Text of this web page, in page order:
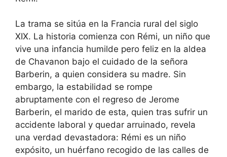
La trama se sitúa en la Francia rural del siglo
XIX. La historia comienza con Rémi, un niño que
vive una infancia humilde pero feliz en la aldea
de Chavanon bajo el cuidado de la señora
Barberin, a quien considera su madre. Sin
embargo, la estabilidad se rompe
abruptamente con el regreso de Jerome
Barberin, el marido de esta, quien tras sufrir un
accidente laboral y quedar arruinado, revela
una verdad devastadora: Rémi es un niño
expósito, un huérfano recogido de las calles de